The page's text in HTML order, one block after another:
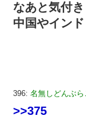
なあと気付き
中国やインド
396: 名無しどんぶら
>>375